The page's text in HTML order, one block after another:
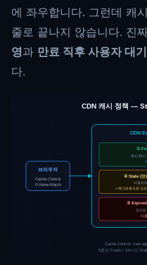
에 좌우합니다. 그런데 캐
줄로 끝나지 않습니다. 진
영과 만료 직후 사용자 대
다.